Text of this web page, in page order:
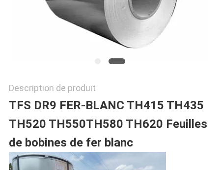
POLITIQUE
DE
CONFIDENTIALITÉ
Description de produit
TFS DR9 FER-BLANC TH415 TH435
TH520 TH550TH580 TH620 Feuilles
de bobines de fer blanc